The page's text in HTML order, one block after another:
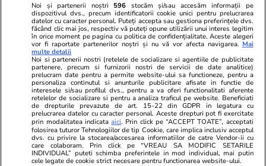
GSP.RO
A făcut striptease pentru Mutu,
acum a pozat goală la cârma unui
iaht: „Inima mea”
GSP.RO
Haaland și-
aniversare
Isabel:
totdeauna!”
Noi și partenerii noștri 596 stocăm și/sau accesăm informații pe
dispozitivul dvs., precum identificatorii cookie unici pentru prelucrarea
datelor cu caracter personal. Puteți accepta sau gestiona preferințele dvs.
făcând clic mai jos, respectiv vă puteți opune utilizării unui interes legitim
în orice moment pe pagina cu politica de confidențialitate. Aceste alegeri
vor fi raportate partenerilor noștri și nu vă vor afecta navigarea. Mai
multe detalii
Noi si partenerii nostri (retelele de socializare si agentiile de publicitate
partenere, precum si furnizorii nostri de servicii de date analitice)
prelucram date pentru a permite website-ului sa functioneze, pentru a
personaliza continutul si anunturile publicitare afisate in functie de
interesele si/sau profilul dvs., pentru a va oferi functionalitati aferente
retelelor de socializare si pentru a analiza traficul pe website. Beneficiati
de drepturile prevazute de art. 15-22 din GDPR in legatura cu
prelucrarea datelor cu caracter personal. Aceste drepturi pot fi exercitate
prin modalitatea indicataaici. Prin click pe “ACCEPT TOATE”, acceptati
folosirea tuturor Tehnologiilor de tip Cookie, care implica inclusiv acceptul
dvs. cu privire la stocarea/accesarea informatiilor de catre Vendor-ii cu
care colaboram. Prin click pe “VREAU SA MODIFIC SETARILE
INDIVIDUAL” puteti schimba preferintele in mod individual, mai putin
cele legate de cookie strict necesare pentru functionarea website-ului.